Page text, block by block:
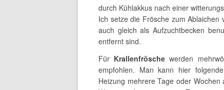
durch Kühlakkus nach einer
Ich setze die Frösche zum Ablaichen
auch gleich als Aufzuchtbecken
entfernt sind.
Für Krallenfrösche werden
empfohlen. Man kann hier
Heizung mehrere Tage oder